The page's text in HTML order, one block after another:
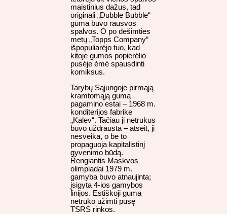
maistinius dažus, tad
originali „Dubble Bubble“
guma buvo rausvos
spalvos. O po dešimties
metų „Topps Company“
išpopuliarėjo tuo, kad
kitoje gumos popierėlio
pusėje ėmė spausdinti
komiksus.
Tarybų Sąjungoje pirmąją
kramtomąją gumą
pagamino estai – 1968 m.
konditerijos fabrike
„Kalev“. Tačiau ji netrukus
buvo uždrausta – atseit, ji
nesveika, o be to
propaguoja kapitalistinį
gyvenimo būdą.
Rengiantis Maskvos
olimpiadai 1979 m.
gamyba buvo atnaujinta;
įsigyta 4-ios gamybos
linijos. Estiškoji guma
netruko užimti pusę
TSRS rinkos.